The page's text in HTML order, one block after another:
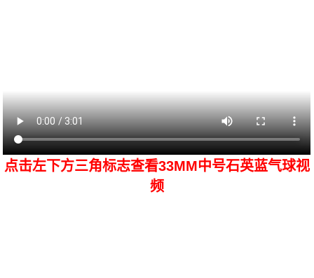
点击左下方三角标志查看33MM中号石英蓝气球视
频